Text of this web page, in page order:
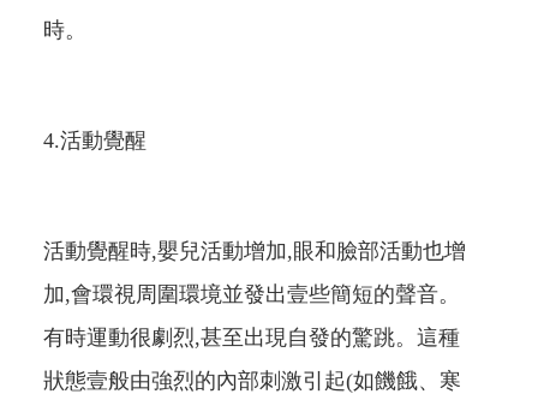
時。
4.活動覺醒
活動覺醒時,嬰兒活動增加,眼和臉部活動也增
加,會環視周圍環境並發出壹些簡短的聲音。
有時運動很劇烈,甚至出現自發的驚跳。這種
狀態壹般由強烈的內部刺激引起(如饑餓、寒